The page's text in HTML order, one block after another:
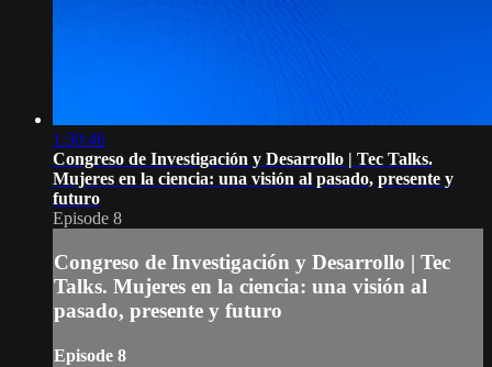
1:30:46
Congreso de Investigación y Desarrollo | Tec Talks.
Mujeres en la ciencia: una visión al pasado, presente y
futuro
Episode 8
Congreso de Investigación y Desarrollo | Tec
Talks. Mujeres en la ciencia: una visión al
pasado, presente y futuro
Episode 8